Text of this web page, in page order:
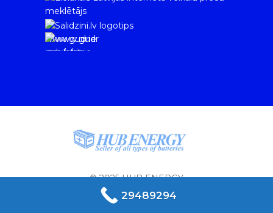
www.gudrie
m.lv/atrie-
© 2025 HUB ENERGY
29489294